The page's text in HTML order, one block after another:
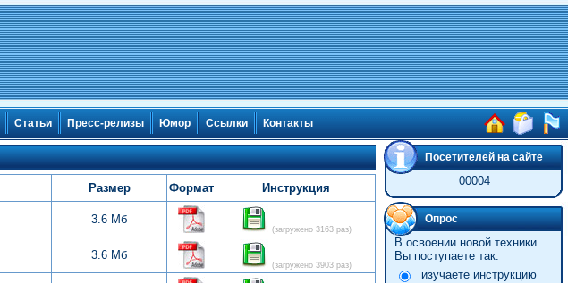
Статьи Пресс-релизы Юмор Ссылки Контакты
Размер Формат Инструкция
3.6 Мб
(загружено 3163 раз)
3.6 Мб
(загружено 3903 раз)
Посетителей на сайте
00004
Опрос
В освоении новой техники
Вы поступаете так:
изучаете инструкцию